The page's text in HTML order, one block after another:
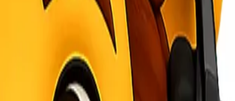
retail, hingga suplai barang ke wilayah Kepulauan
dan terjadwal.
Kami memahami bahwa setiap pengiriman